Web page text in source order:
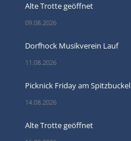
Alte Trotte geöffnet
09.08.2026
Dorfhock Musikverein Lauf
11.08.2026
Picknick Friday am Spitzbuckel
14.08.2026
Alte Trotte geöffnet